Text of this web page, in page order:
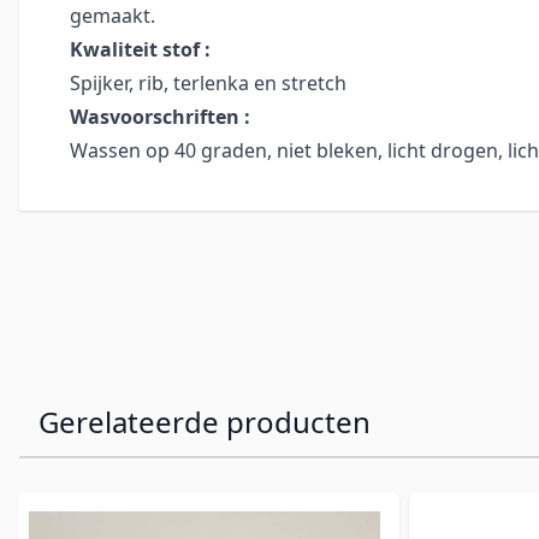
gemaakt.
Kwaliteit stof :
Spijker, rib, terlenka en stretch
Wasvoorschriften :
Wassen op 40 graden, niet bleken, licht drogen,
Gerelateerde producten